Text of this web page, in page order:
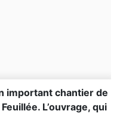
important chantier de
L’ouvrage, qui